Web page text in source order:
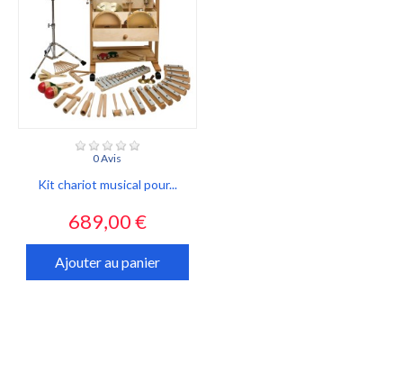
0 Avis
Kit chariot musical pour...
Prix
689,00 €
Ajouter au panier